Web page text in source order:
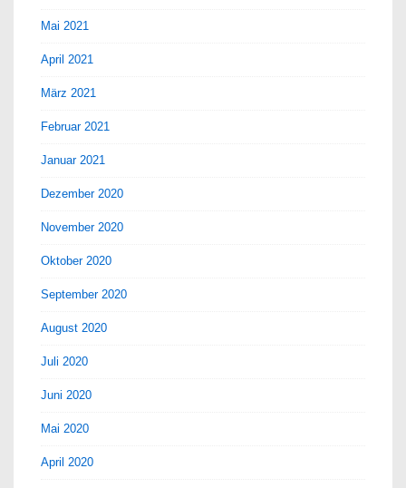
Mai 2021
April 2021
März 2021
Februar 2021
Januar 2021
Dezember 2020
November 2020
Oktober 2020
September 2020
August 2020
Juli 2020
Juni 2020
Mai 2020
April 2020